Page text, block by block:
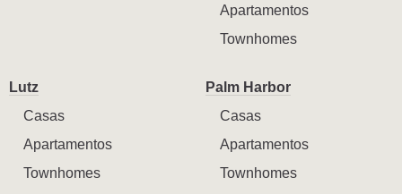
Apartamentos
Townhomes
Lutz
Casas
Apartamentos
Townhomes
Palm Harbor
Casas
Apartamentos
Townhomes